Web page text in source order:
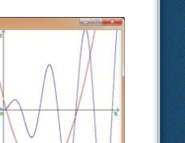
обработчик
OnClick для
Button1.
приложения